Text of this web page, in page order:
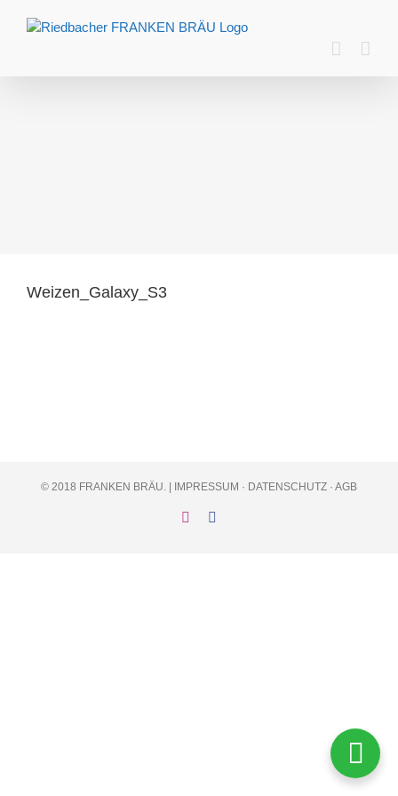
Inhalt
Weizen_Galaxy_S3
© 2018 FRANKEN BRÄU. | IMPRESSUM · DATENSCHUTZ · AGB
Instagram